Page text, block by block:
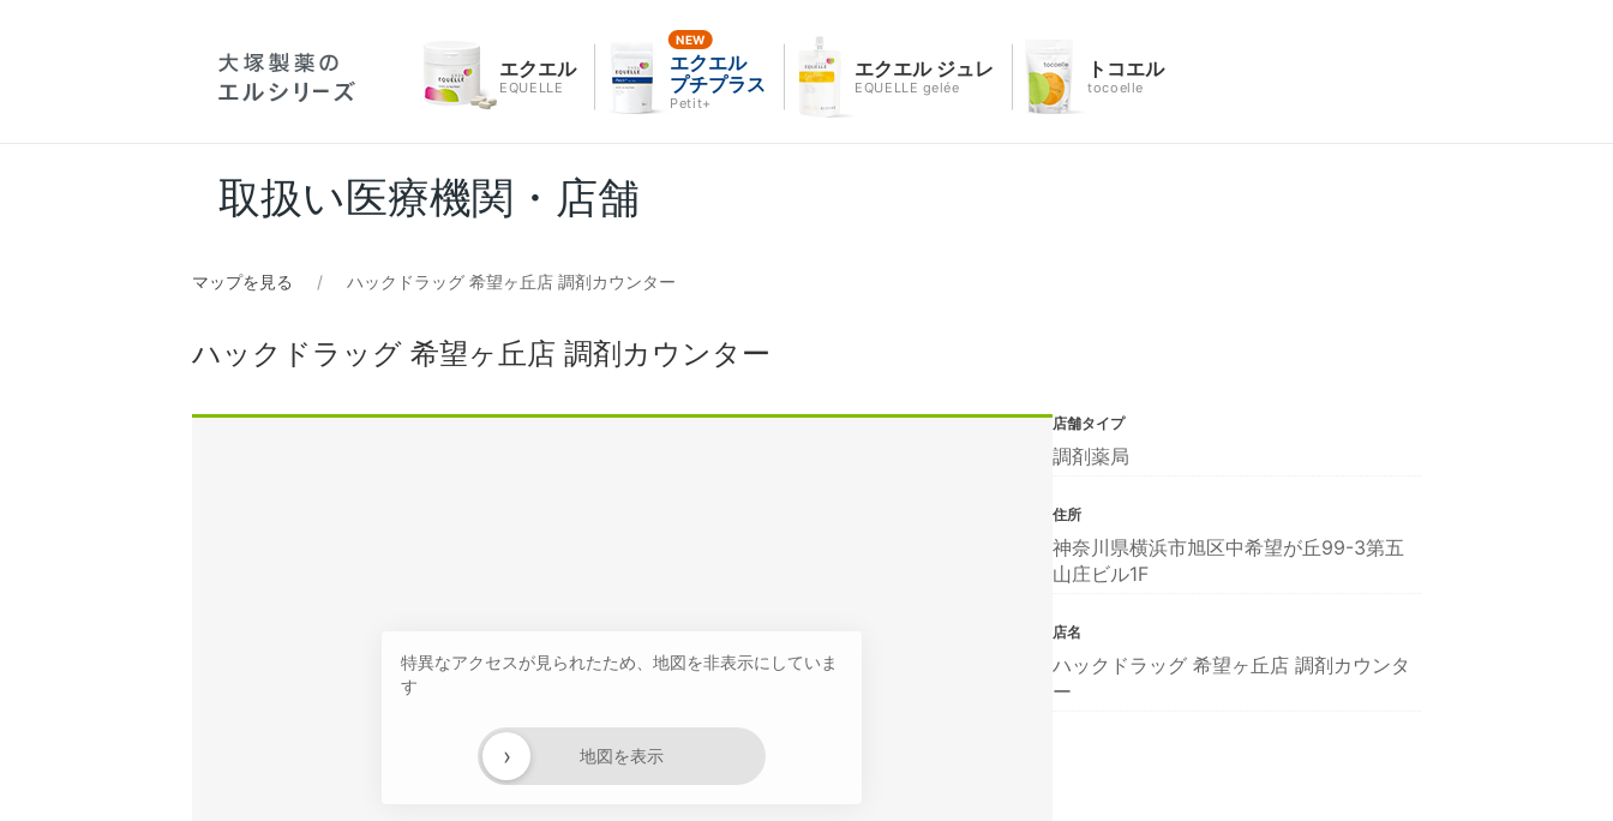
エクエル
EQUELLE
エクエル
プチプラス
Petit+
エクエル ジュレ
EQUELLE gelée
トコエル
tocoelle
取扱い医療機関・店舗
マップを見る ハックドラッグ 希望ヶ丘店 調剤カウンター
ハックドラッグ 希望ヶ丘店 調剤カウンター
特異なアクセスが見られたため、地図を非表示にしていま
す
地図を表示
›
店舗タイプ
調剤薬局
住所
神奈川県横浜市旭区中希望が丘99-3第五
山庄ビル1F
店名
ハックドラッグ 希望ヶ丘店 調剤カウンタ
ー